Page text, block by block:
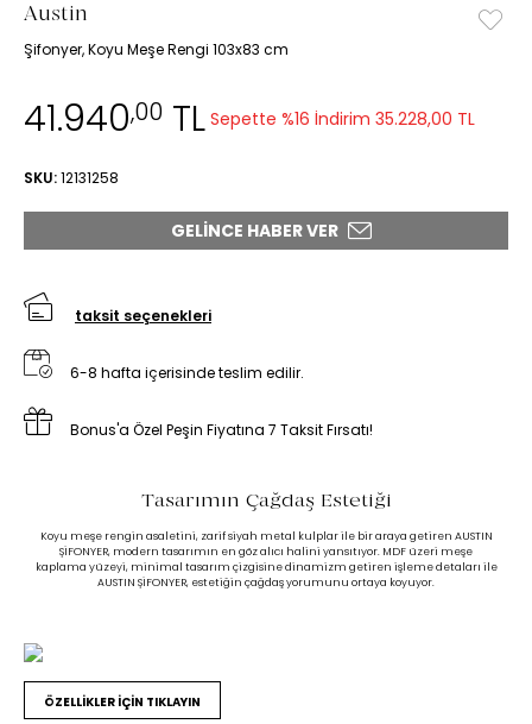
Austin
Şifonyer, Koyu Meşe Rengi 103x83 cm
41.940,00 TL Sepette %16 İndirim 35.228,00 TL
SKU:12131258
GELINCE HABER VER
taksit seçenekleri
6-8 hafta içerisinde teslim edilir.
Bonus'a Özel Peşin Fiyatına 7 Taksit Fırsatı!
Tasarımın Çağdaş Estetiği
Koyu meşe rengin asaletini, zarif siyah metal kulplar ile bir araya getiren AUSTIN
ŞİFONYER, modern tasarımın en göz alıcı halini yansıtıyor. MDF üzeri meşe
kaplama yüzeyi, minimal tasarım çizgisine dinamizm getiren işleme detaları ile
AUSTIN ŞİFONYER, estetiğin çağdaş yorumunu ortaya koyuyor.
ÖZELLİKLER İÇİN TIKLAYIN